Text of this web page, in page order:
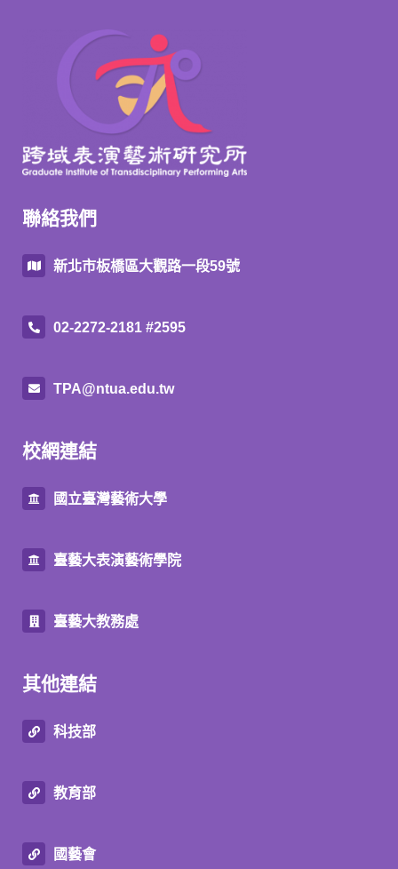
聯絡我們
新北市板橋區大觀路一段59號
02-2272-2181 #2595
TPA@ntua.edu.tw
校網連結
國立臺灣藝術大學
臺藝大表演藝術學院
臺藝大教務處
其他連結
科技部
教育部
國藝會